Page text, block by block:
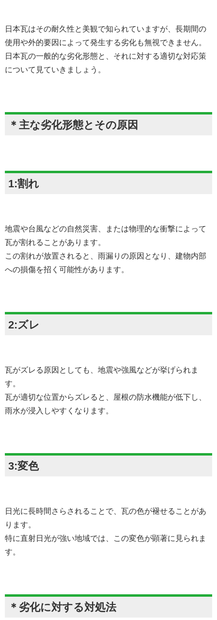
日本瓦はその耐久性と美観で知られていますが、長期間の
使用や外的要因によって発生する劣化も無視できません。
日本瓦の一般的な劣化形態と、それに対する適切な対応策
について見ていきましょう。
＊主な劣化形態とその原因
1:割れ
地震や台風などの自然災害、または物理的な衝撃によって
瓦が割れることがあります。
この割れが放置されると、雨漏りの原因となり、建物内部
への損傷を招く可能性があります。
2:ズレ
瓦がズレる原因としても、地震や強風などが挙げられま
す。
瓦が適切な位置からズレると、屋根の防水機能が低下し、
雨水が浸入しやすくなります。
3:変色
日光に長時間さらされることで、瓦の色が褪せることがあ
ります。
特に直射日光が強い地域では、この変色が顕著に見られま
す。
＊劣化に対する対処法